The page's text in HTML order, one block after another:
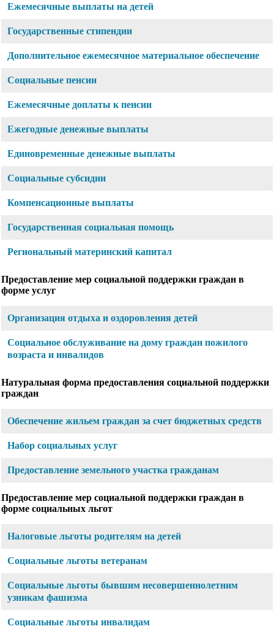
Ежемесячные выплаты на детей
Государственные стипендии
Дополнительное ежемесячное материальное обеспечение
Социальные пенсии
Ежемесячные доплаты к пенсии
Ежегодные денежные выплаты
Единовременные денежные выплаты
Социальные субсидии
Компенсационные выплаты
Государственная социальная помощь
Региональный материнский капитал
Предоставление мер социальной поддержки граждан в
форме услуг
Организация отдыха и оздоровления детей
Социальное обслуживание на дому граждан пожилого
возраста и инвалидов
Натуральная форма предоставления социальной поддержки
граждан
Обеспечение жильем граждан за счет бюджетных средств
Набор социальных услуг
Предоставление земельного участка гражданам
Предоставление мер социальной поддержки граждан в
форме социальных льгот
Налоговые льготы родителям на детей
Социальные льготы ветеранам
Социальные льготы бывшим несовершеннолетним
узникам фашизма
Социальные льготы инвалидам